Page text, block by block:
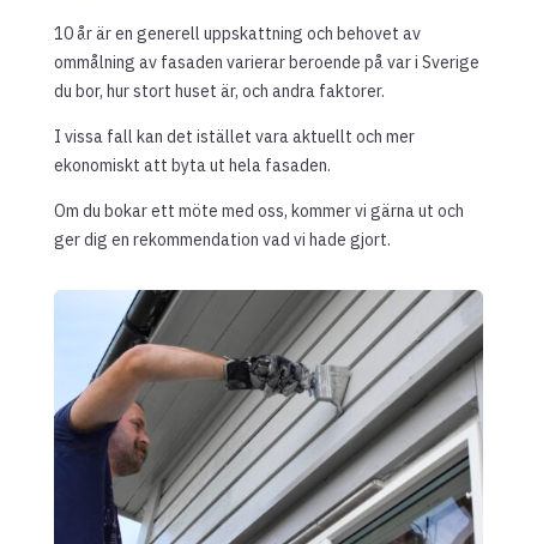
10 år är en generell uppskattning och behovet av
ommålning av fasaden varierar beroende på var i Sverige
du bor, hur stort huset är, och andra faktorer.
I vissa fall kan det istället vara aktuellt och mer
ekonomiskt att byta ut hela fasaden.
Om du bokar ett möte med oss, kommer vi gärna ut och
ger dig en rekommendation vad vi hade gjort.